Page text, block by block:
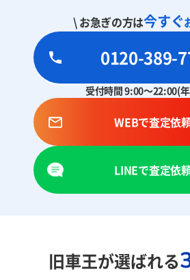
\ お急ぎの方は今すぐ
0120-389-
受付時間 9:00～22:00(
WEBで査定依
LINEで査定依
旧車王が選ばれる